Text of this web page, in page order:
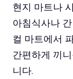
현지 마트나
아침식사나
컬 마트에서
간편하게 끼
니다.